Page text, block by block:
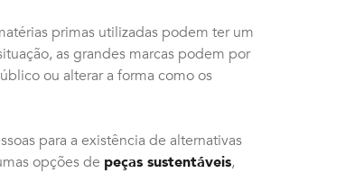
primas utilizadas podem ter um
as grandes marcas podem por
ou alterar a forma como os
para a existência de alternativas
opções de peças sustentáveis,